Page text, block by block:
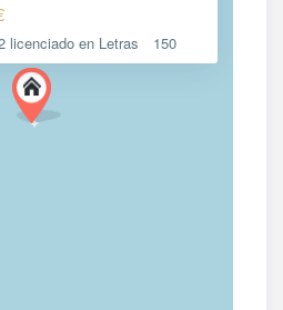
licenciado en Letras 150